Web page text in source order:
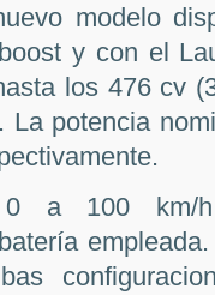
modelo
y con el
los 476 cv
La potencia
a 100 km/